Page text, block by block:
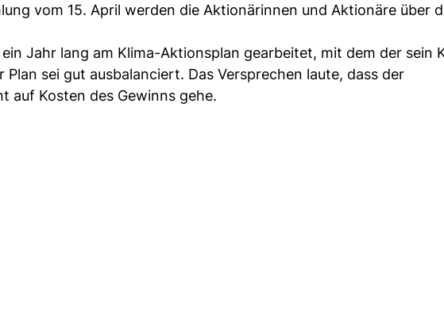
vom 15. April werden die Aktionärinnen und Aktionäre über
Jahr lang am Klima-Aktionsplan gearbeitet, mit dem der sein
sei gut ausbalanciert. Das Versprechen laute, dass der
auf Kosten des Gewinns gehe.